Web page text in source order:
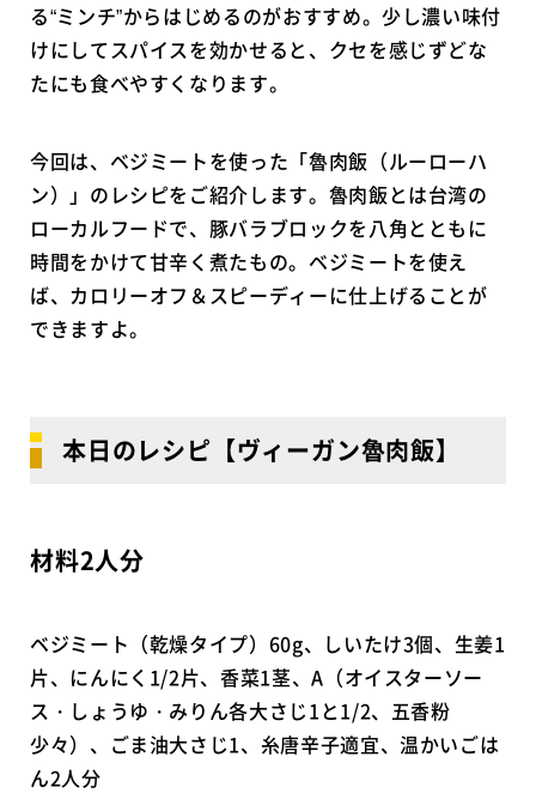
る“ミンチ”からはじめるのがおすすめ。少し濃い味付
けにしてスパイスを効かせると、クセを感じずどな
たにも食べやすくなります。
今回は、ベジミートを使った「魯肉飯（ルーローハ
ン）」のレシピをご紹介します。魯肉飯とは台湾の
ローカルフードで、豚バラブロックを八角とともに
時間をかけて甘辛く煮たもの。ベジミートを使え
ば、カロリーオフ＆スピーディーに仕上げることが
できますよ。
本日のレシピ【ヴィーガン魯肉飯】
材料2人分
ベジミート（乾燥タイプ）60g、しいたけ3個、生姜1
片、にんにく1/2片、香菜1茎、A（オイスターソー
ス・しょうゆ・みりん各大さじ1と1/2、五香粉
少々）、ごま油大さじ1、糸唐辛子適宜、温かいごは
ん2人分